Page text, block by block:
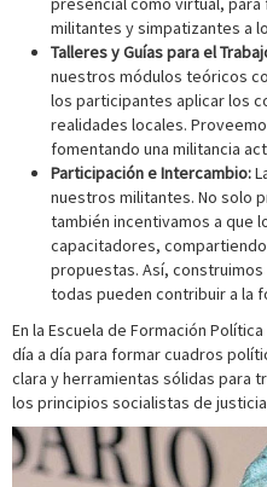
militantes y simpatizantes a
Talleres y Guías para el
nuestros módulos teóricos
los participantes aplicar los
realidades locales.
fomentando una militancia
Participación e Intercambio:
nuestros militantes. No solo
también incentivamos a que
capacitadores,
propuestas. Así,
todas pueden contribuir a la
En la Escuela de Formación
día a día para formar cuadros
clara y herramientas sólidas para
los principios socialistas de